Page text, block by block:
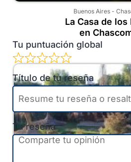
Buenos Aires-
La Casa de los
en
Tu puntuación global
Título de tu reseña
Tu reseña